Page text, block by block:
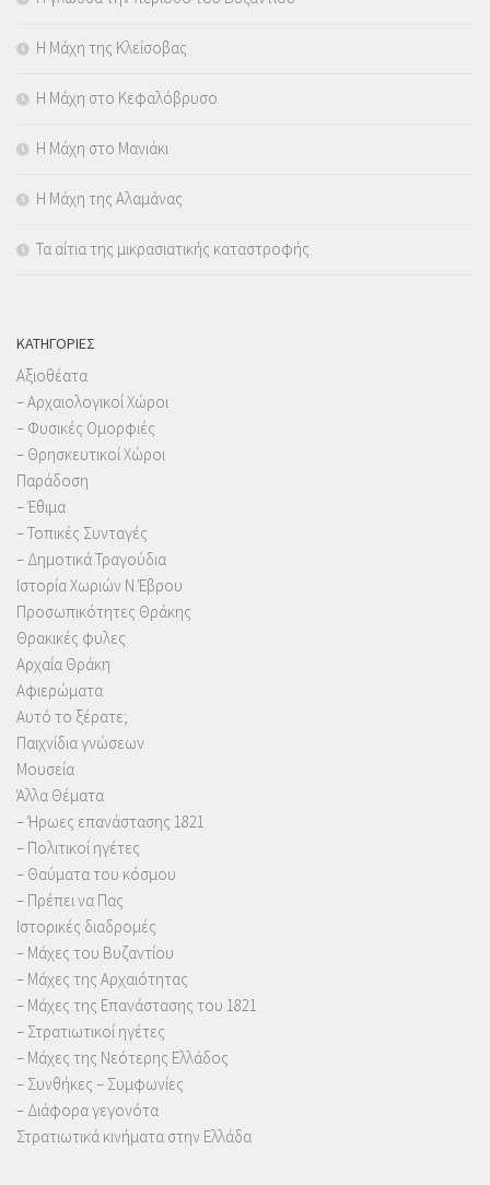
Η Μάχη της Κλείσοβας
Η Μάχη στο Κεφαλόβρυσο
Η Μάχη στο Μανιάκι
Η Μάχη της Αλαμάνας
Τα αίτια της μικρασιατικής καταστροφής
KΑΤΗΓΟΡΊΕΣ
Αξιοθέατα
– Αρχαιολογικοί Χώροι
– Φυσικές Ομορφιές
– Θρησκευτικοί Χώροι
Παράδοση
– Έθιμα
– Τοπικές Συνταγές
– Δημοτικά Τραγούδια
Ιστορία Χωριών Ν.Έβρου
Προσωπικότητες Θράκης
Θρακικές φυλες
Αρχαία Θράκη
Αφιερώματα
Αυτό το ξέρατε;
Παιχνίδια γνώσεων
Μουσεία
Άλλα Θέματα
– Ήρωες επανάστασης 1821
– Πολιτικοί ηγέτες
– Θαύματα του κόσμου
– Πρέπει να Πας
Ιστορικές διαδρομές
– Μάχες του Βυζαντίου
– Μάχες της Αρχαιότητας
– Μάχες της Επανάστασης του 1821
– Στρατιωτικοί ηγέτες
– Μάχες της Νεότερης Ελλάδος
– Συνθήκες – Συμφωνίες
– Διάφορα γεγονότα
Στρατιωτικά κινήματα στην Ελλάδα